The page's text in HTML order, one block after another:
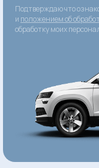
Подтверждаю что
и положением об
обработку моих